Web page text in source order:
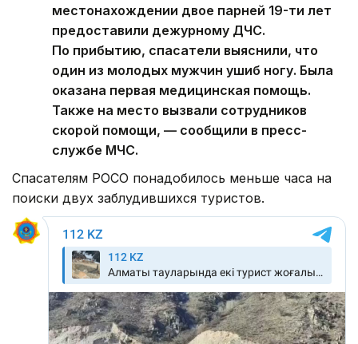
местонахождении двое парней 19-ти лет
предоставили дежурному ДЧС.
По прибытию, спасатели выяснили, что
один из молодых мужчин ушиб ногу. Была
оказана первая медицинская помощь.
Также на место вызвали сотрудников
скорой помощи, — сообщили в пресс-
службе МЧС.
Спасателям РОСО понадобилось меньше часа на
поиски двух заблудившихся туристов.